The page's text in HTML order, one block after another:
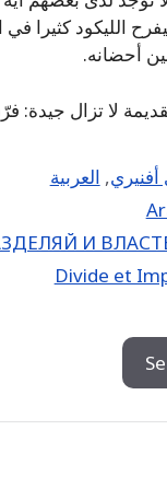
الليكود كثيرا في
أحضانه.
لا تزال جيدة:
أفنيري, العربية
И
Divide et